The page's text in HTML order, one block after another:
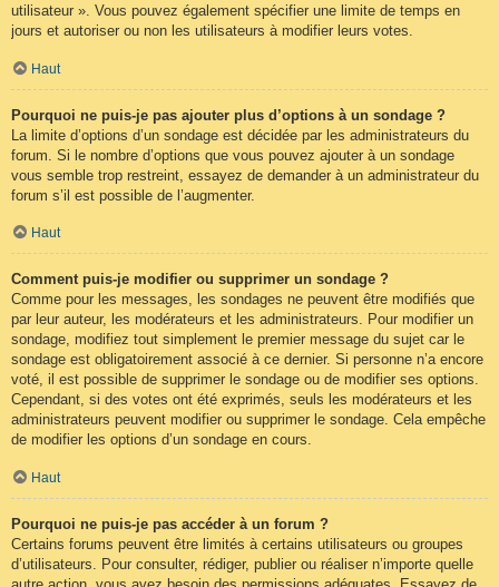
utilisateur ». Vous pouvez également spécifier une limite de temps en
jours et autoriser ou non les utilisateurs à modifier leurs votes.
Haut
Pourquoi ne puis-je pas ajouter plus d’options à un sondage ?
La limite d’options d’un sondage est décidée par les administrateurs du
forum. Si le nombre d’options que vous pouvez ajouter à un sondage
vous semble trop restreint, essayez de demander à un administrateur du
forum s’il est possible de l’augmenter.
Haut
Comment puis-je modifier ou supprimer un sondage ?
Comme pour les messages, les sondages ne peuvent être modifiés que
par leur auteur, les modérateurs et les administrateurs. Pour modifier un
sondage, modifiez tout simplement le premier message du sujet car le
sondage est obligatoirement associé à ce dernier. Si personne n’a encore
voté, il est possible de supprimer le sondage ou de modifier ses options.
Cependant, si des votes ont été exprimés, seuls les modérateurs et les
administrateurs peuvent modifier ou supprimer le sondage. Cela empêche
de modifier les options d’un sondage en cours.
Haut
Pourquoi ne puis-je pas accéder à un forum ?
Certains forums peuvent être limités à certains utilisateurs ou groupes
d’utilisateurs. Pour consulter, rédiger, publier ou réaliser n’importe quelle